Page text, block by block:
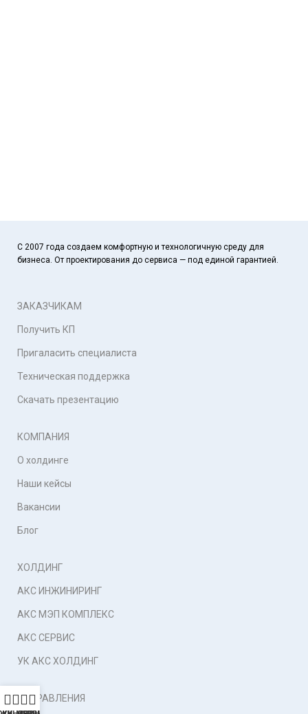
С 2007 года создаем комфортную и технологичную среду для
бизнеса. От проектирования до сервиса — под единой гарантией.
ЗАКАЗЧИКАМ
Получить КП
Пригаласить специалиста
Техническая поддержка
Скачать презентацию
КОМПАНИЯ
О холдинге
Наши кейсы
Вакансии
Блог
ХОЛДИНГ
АКС ИНЖИНИРИНГ
АКС МЭП КОМПЛЕКС
АКС СЕРВИС
УК АКС ХОЛДИНГ
НАПРАВЛЕНИЯ